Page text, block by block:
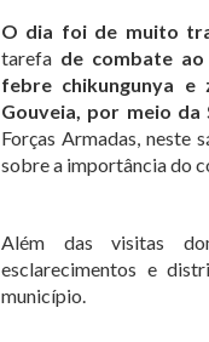
O dia foi de muito
tarefa de combate
febre chikungunya
Gouveia, por meio da
Forças Armadas, neste
sobre a importância do
Além das visitas
esclarecimentos e
município.